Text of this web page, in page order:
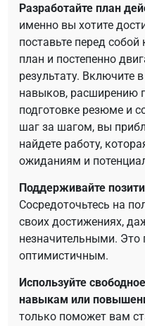
Разработайте план
именно вы хотите
поставьте перед
план и постепенно
результату. Включите
навыков, расширению
подготовке резюме и
шаг за шагом, вы
найдете работу,
ожиданиям и
Поддерживайте
Сосредоточьтесь на
своих достижениях,
незначительными.
оптимистичным.
Используйте
навыкам или
только поможет вам